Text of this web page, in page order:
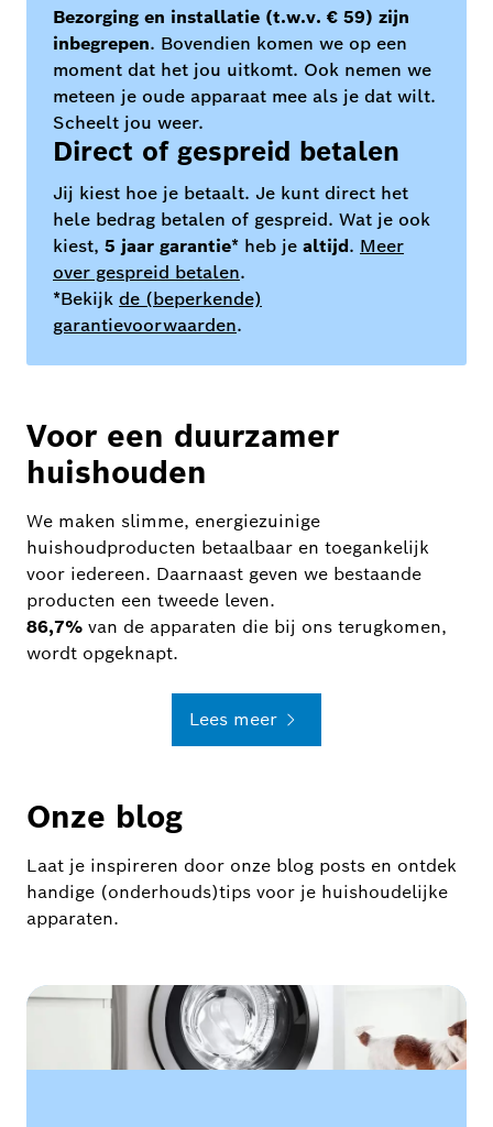
Bezorging en installatie (t.w.v. € 59) zijn
inbegrepen. Bovendien komen we op een
moment dat het jou uitkomt. Ook nemen we
meteen je oude apparaat mee als je dat wilt.
Scheelt jou weer.
Direct of gespreid betalen
Jij kiest hoe je betaalt. Je kunt direct het
hele bedrag betalen of gespreid. Wat je ook
kiest, 5 jaar garantie* heb je altijd. Meer
over gespreid betalen.
*Bekijk de (beperkende)
garantievoorwaarden.
Voor een duurzamer
huishouden
We maken slimme, energiezuinige
huishoudproducten betaalbaar en toegankelijk
voor iedereen. Daarnaast geven we bestaande
producten een tweede leven.
86,7% van de apparaten die bij ons terugkomen,
wordt opgeknapt.
Lees meer
Onze blog
Laat je inspireren door onze blog posts en ontdek
handige (onderhouds)tips voor je huishoudelijke
apparaten.